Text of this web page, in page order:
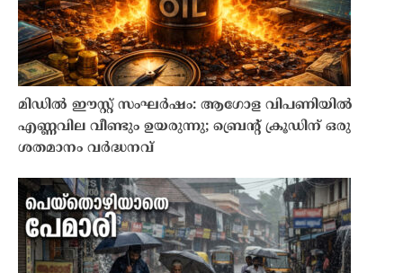
മിഡിൽ ഈസ്റ്റ് സംഘർഷം: ആഗോള വിപണിയിൽ
എണ്ണവില വീണ്ടും ഉയരുന്നു; ബ്രെൻ്റ് ക്രൂഡിന് ഒരു
ശതമാനം വർദ്ധനവ്